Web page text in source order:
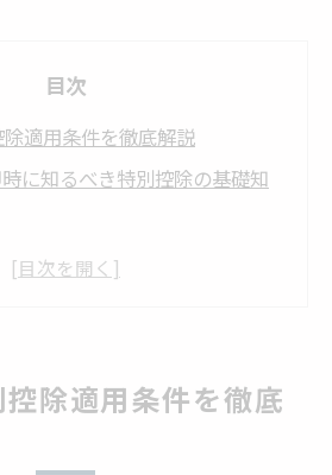
目次
適用条件を徹底解説
に知るべき特別控除の基礎知
別控除が適用される主な要件と
際の最新制度や注意点まとめ
万円控除の活用術
除適用条件を徹底